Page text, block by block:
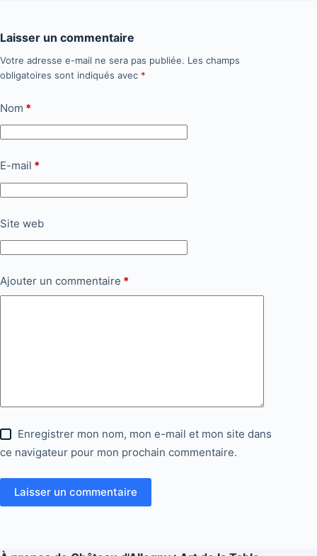
Laisser un commentaire
Votre adresse e-mail ne sera pas publiée. Les champs
obligatoires sont indiqués avec *
Nom *
E-mail *
Site web
Ajouter un commentaire *
Enregistrer mon nom, mon e-mail et mon site dans
ce navigateur pour mon prochain commentaire.
Laisser un commentaire